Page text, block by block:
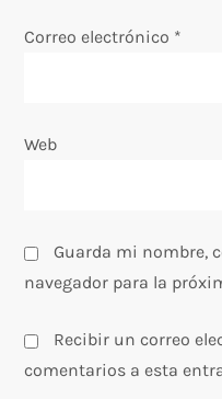
r
Correo electrónico *
Web
Guarda mi nombre,
navegador para la
Recibir un correo
comentarios a esta